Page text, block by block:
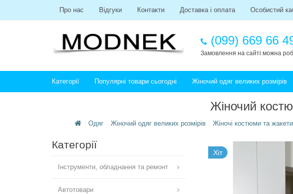
Про нас Відгуки Контакти Доставка і оплата Особистий
(099) 669 66
Замовлення на сайті можна
Категорії Популярні товари сьогодні Жіночий одяг великих розмірів
Жіночий
Одяг Жіночий одяг великих розмірів Жіночі костюми та
Категорії
Інструменти, обладнання та ремонт
Автотовари
Хіт